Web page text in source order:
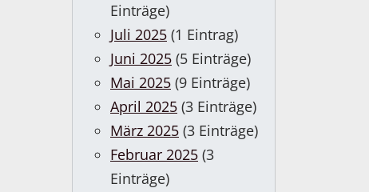
Einträge)
Juli 2025 (1 Eintrag)
Juni 2025 (5 Einträge)
Mai 2025 (9 Einträge)
April 2025 (3 Einträge)
März 2025 (3 Einträge)
Februar 2025 (3
Einträge)